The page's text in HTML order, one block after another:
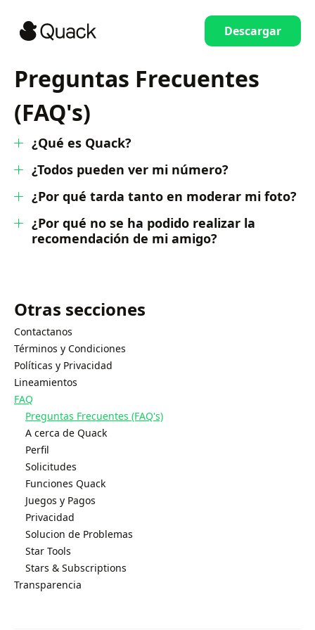
Descargar
Otras secciones
Contactanos
Términos y Condiciones
Políticas y Privacidad
Lineamientos
FAQ
Preguntas Frecuentes (FAQ's)
A cerca de Quack
Perfil
Solicitudes
Funciones Quack
Juegos y Pagos
Privacidad
Solucion de Problemas
Star Tools
Stars & Subscriptions
Transparencia
Preguntas Frecuentes
(FAQ's)
¿Qué es Quack?
¿Todos pueden ver mi número?
¿Por qué tarda tanto en moderar mi foto?
¿Por qué no se ha podido realizar la
recomendación de mi amigo?